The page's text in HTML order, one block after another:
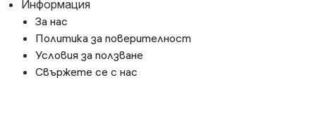
Информация
За нас
Политика за поверителност
Условия за ползване
Свържете се с нас